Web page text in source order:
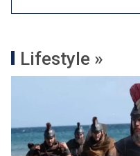
Lifestyle »